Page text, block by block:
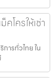
โครให้เช่า
การทั่วไทย ใน